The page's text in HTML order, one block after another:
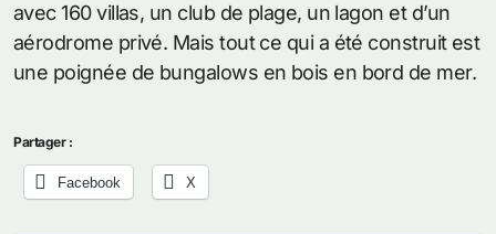
avec 160 villas, un club de plage, un lagon et d’un
aérodrome privé. Mais tout ce qui a été construit est
une poignée de bungalows en bois en bord de mer.
Partager :
Facebook X